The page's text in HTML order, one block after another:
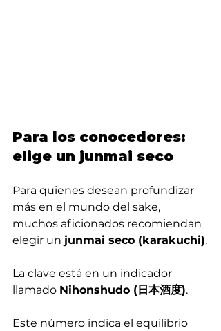
Para los conocedores:
elige un junmai seco
Para quienes desean profundizar
más en el mundo del sake,
muchos aficionados recomiendan
elegir un junmai seco (karakuchi).
La clave está en un indicador
llamado Nihonshudo (日本酒度).
Este número indica el equilibrio